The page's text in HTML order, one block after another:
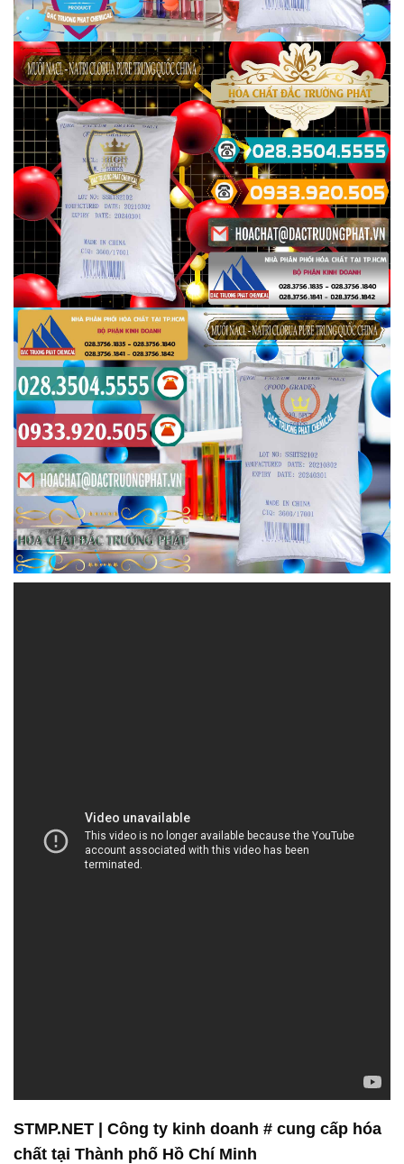
STMP.NET | Công ty kinh doanh # cung cấp hóa
chất tại Thành phố Hồ Chí Minh